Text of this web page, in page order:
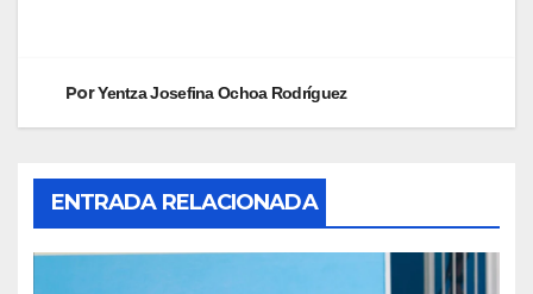
PorYentza Josefina Ochoa Rodríguez
ENTRADA RELACIONADA